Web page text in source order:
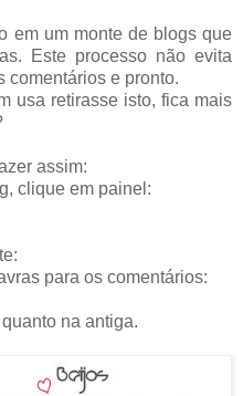
em um monte de blogs que
Este processo não evita
comentários e pronto.
usa retirasse isto, fica mais
assim:
clique em painel:
para os comentários:
na antiga.